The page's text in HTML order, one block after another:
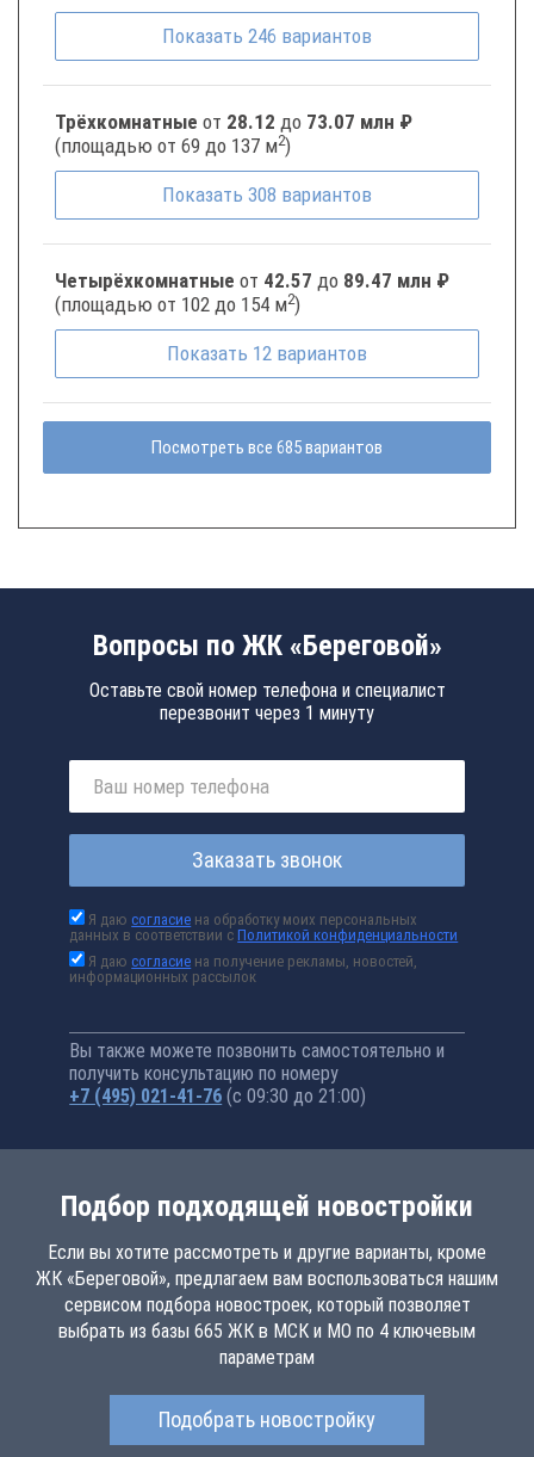
Показать 246 вариантов
Трёхкомнатные от 28.12 до 73.07 млн ₽
(площадью от 69 до 137 м2)
Показать 308 вариантов
Четырёхкомнатные от 42.57 до 89.47 млн ₽
(площадью от 102 до 154 м2)
Показать 12 вариантов
Посмотреть все 685 вариантов
Вопросы по ЖК «Береговой»
Оставьте свой номер телефона и специалист
перезвонит через 1 минуту
Заказать звонок
Я даюсогласие на обработку моих персональных
данных в соответствии сПолитикой конфиденциальности
Я даюсогласие на получение рекламы, новостей,
информационных рассылок
Вы также можете позвонить самостоятельно и
получить консультацию по номеру
+7 (495) 021-41-76 (с 09:30 до 21:00)
Подбор подходящей новостройки
Если вы хотите рассмотреть и другие варианты, кроме
ЖК «Береговой», предлагаем вам воспользоваться нашим
сервисом подбора новостроек, который позволяет
выбрать из базы 665 ЖК в МСК и МО по 4 ключевым
параметрам
Подобрать новостройку